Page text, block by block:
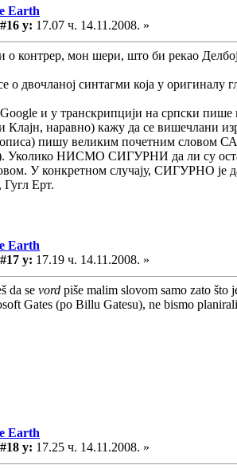
Earth
у: 17.07 ч. 14.11.2008. »
о контрер, мон шери, што би рекао
о двочланој синтагми која у оригиналу
и у транскрипцији на српски
Клајн, наравно) кажу да се вишечлани
пишу великим почетним словом
Уколико НИСМО СИГУРНИ да ли су
У конкретном случају, СИГУРНО је
Гугл Ерт.
Earth
у: 17.19 ч. 14.11.2008. »
da se vord piše malim slovom samo zato što
Gates (po Billu Gatesu), ne bismo
Earth
у: 17.25 ч. 14.11.2008. »